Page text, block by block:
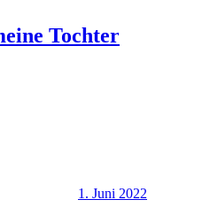
Tochter
1. Juni 2022